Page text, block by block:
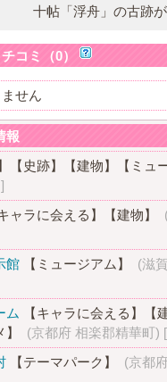
十帖「浮舟」の古跡が
コミ（0）
せん
報
【史跡】 【建物】 【ミュ
ャラに会える】 【建物】
館
【ミュージアム】
(滋
ム
【キャラに会える】 【
(京都府 相楽郡精華町)
【テーマパーク】
(京都